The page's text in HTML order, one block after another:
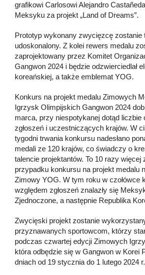
grafikowi Carlosowi Alejandro
Meksyku za projekt „Land of Dreams”.
Prototyp wykonany zwycięzcę zostanie
udoskonalony. Z kolei rewers medalu
zaprojektowany przez Komitet
Gangwon 2024 i będzie odzwierciedlał
koreańskiej, a także emblemat YOG.
Konkurs na projekt medalu Zimowych
Igrzysk Olimpijskich Gangwon 2024
marca, przy niespotykanej dotąd liczbie
zgłoszeń i uczestniczących krajów. W
tygodni trwania konkursu nadesłano
medali ze 120 krajów, co świadczy o
talencie projektantów. To 10 razy więcej
przypadku konkursu na projekt medalu
Zimowy YOG. W tym roku w czołówce
względem zgłoszeń znalazły się
Zjednoczone, a następnie Republika
Zwycięski projekt zostanie
przyznawanych sportowcom, którzy
podczas czwartej edycji Zimowych
która odbędzie się w Gangwon w Korei
dniach od 19 stycznia do 1 lutego 2024 r.